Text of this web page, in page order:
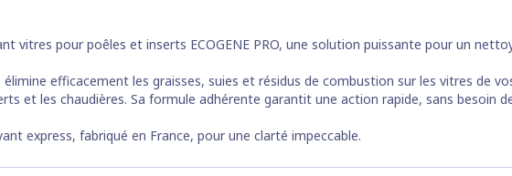
vitres pour poêles et inserts ECOGENE PRO, une solution puissante pour un
élimine efficacement les graisses, suies et résidus de combustion sur les vitres de
et les chaudières. Sa formule adhérente garantit une action rapide, sans besoin
express, fabriqué en France, pour une clarté impeccable.